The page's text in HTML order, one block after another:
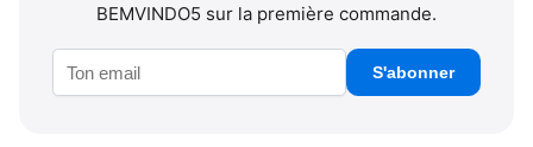
BEMVINDO5 sur la première commande.
S'abonner